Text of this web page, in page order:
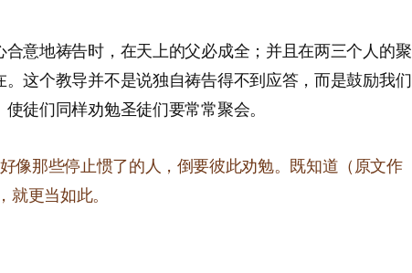
意地祷告时，在天上的父必成全；并且在两三个人的聚
这个教导并不是说独自祷告得不到应答，而是鼓励我们
徒们同样劝勉圣徒们要常常聚会。
像那些停止惯了的人，倒要彼此劝勉。既知道（原文作
就更当如此。